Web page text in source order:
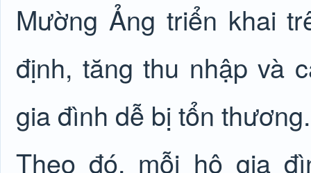
Mường Ảng triển khai
định, tăng thu nhập và
gia đình dễ bị tổn thương.
Theo đó, mỗi hộ gia